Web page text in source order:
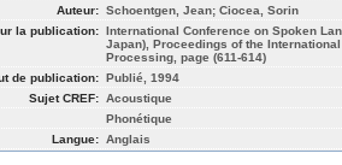
Auteur: Schoentgen, Jean; Ciocea, Sorin
la publication: International Conference on Spoken
Japan), Proceedings of the
Processing, page (611-614)
de publication: Publié, 1994
Sujet CREF: Acoustique
Phonétique
Langue: Anglais